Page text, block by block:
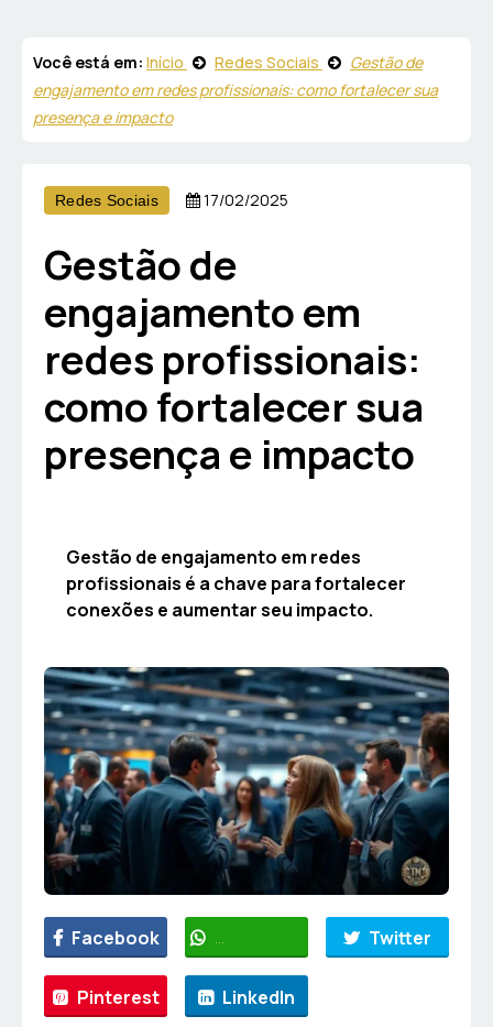
Você está em: Início Redes Sociais
Gestão de
engajamento em redes profissionais: como fortalecer sua
presença e impacto
Redes Sociais 17/02/2025
Gestão de
engajamento em
redes profissionais:
como fortalecer sua
presença e impacto
Gestão de engajamento em redes
profissionais é a chave para fortalecer
conexões e aumentar seu impacto.
Facebook WhatsApp Twitter
Pinterest LinkedIn